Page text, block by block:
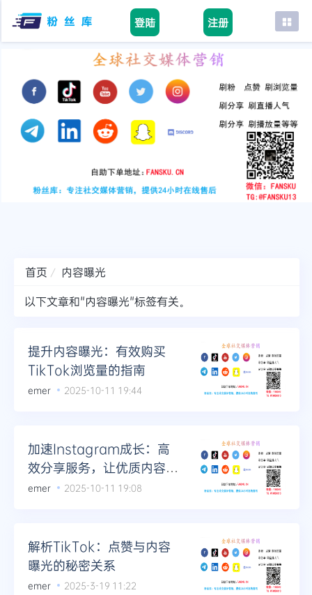
登陆 注册
首页
tiktok
youtube
instagram
首页
内容曝光
以下文章和"内容曝光"标签有关。
提升内容曝光：有效购买
TikTok浏览量的指南
emer 2025-10-11 19:44
加速Instagram成长：高
效分享服务，让优质内容不
被错过
emer 2025-10-11 19:08
解析TikTok：点赞与内容
曝光的秘密关系
emer 2025-3-19 11:22